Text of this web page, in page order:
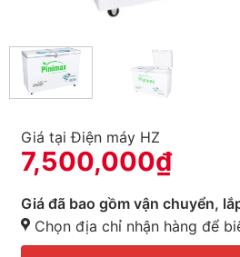
Giá tại Điện máy HZ
7,500,000₫
Giá đã bao gồm vận chuyển,
Chọn địa chỉ nhận hàng để